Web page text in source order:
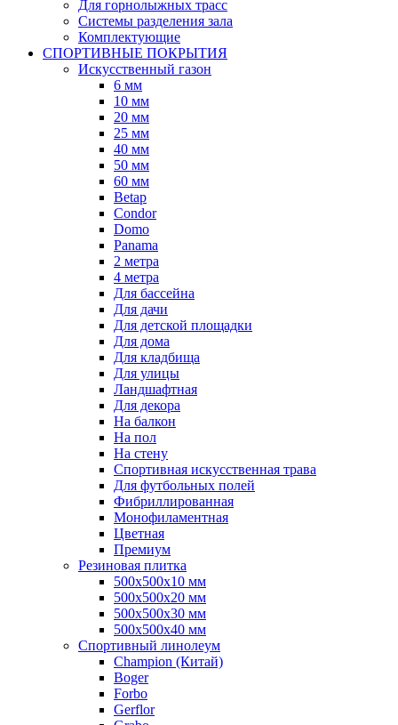
Для горнолыжных трасс
Системы разделения зала
Комплектующие
СПОРТИВНЫЕ ПОКРЫТИЯ
Искусственный газон
6 мм
10 мм
20 мм
25 мм
40 мм
50 мм
60 мм
Betap
Condor
Domo
Panama
2 метра
4 метра
Для бассейна
Для дачи
Для детской площадки
Для дома
Для кладбища
Для улицы
Ландшафтная
Для декора
На балкон
На пол
На стену
Спортивная искусственная трава
Для футбольных полей
Фибриллированная
Монофиламентная
Цветная
Премиум
Резиновая плитка
500х500х10 мм
500х500х20 мм
500х500х30 мм
500х500х40 мм
Спортивный линолеум
Champion (Китай)
Boger
Forbo
Gerflor